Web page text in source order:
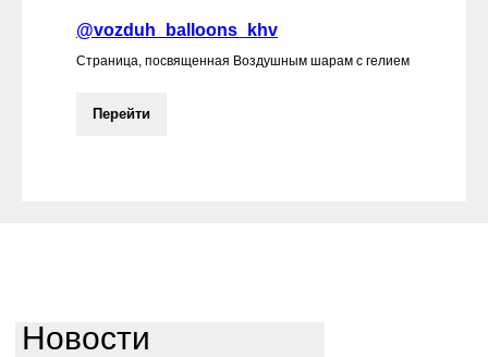
@vozduh_balloons_khv
Страница, посвященная Воздушным шарам с гелием
Перейти
Новости